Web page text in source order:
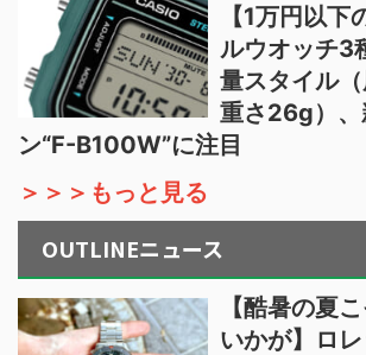
【1万円以下
ルウオッチ3
量スタイル
重さ26g）、
ン“F-B100W”に注目
＞＞＞もっと見る
OUTLINEニュース
【酷暑の夏
いかが】ロ